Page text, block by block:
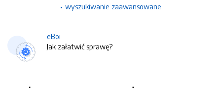
wyszukiwanie zaawansowane
eBoi
Jak załatwić sprawę?